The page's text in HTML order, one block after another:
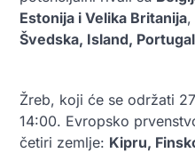
Estonija i Velika Britanija,
Švedska, Island,
Žreb, koji će se održati
14:00. Evropsko
četiri zemlje: Kipru,